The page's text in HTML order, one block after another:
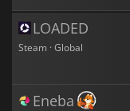
LOADED
Steam · Global
Eneba